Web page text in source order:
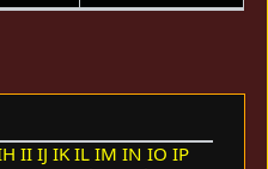
II IJ IK IL IM IN IO IP